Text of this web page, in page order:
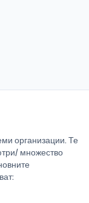
организации. Те
множество